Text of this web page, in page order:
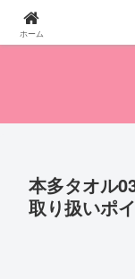
四人の子を持つ母のズ
本多タオル
取り扱いポ
ホーム